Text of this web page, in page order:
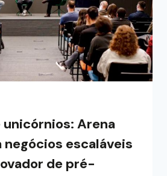
Arena
negócios escaláveis
de pré-